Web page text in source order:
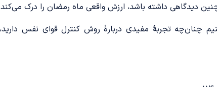
دیدگاهی داشته باشد، ارزش واقعی ماه رمضان را درک
چنان‌چه تجربۀ مفیدی دربارۀ روش کنترل قوای نفس